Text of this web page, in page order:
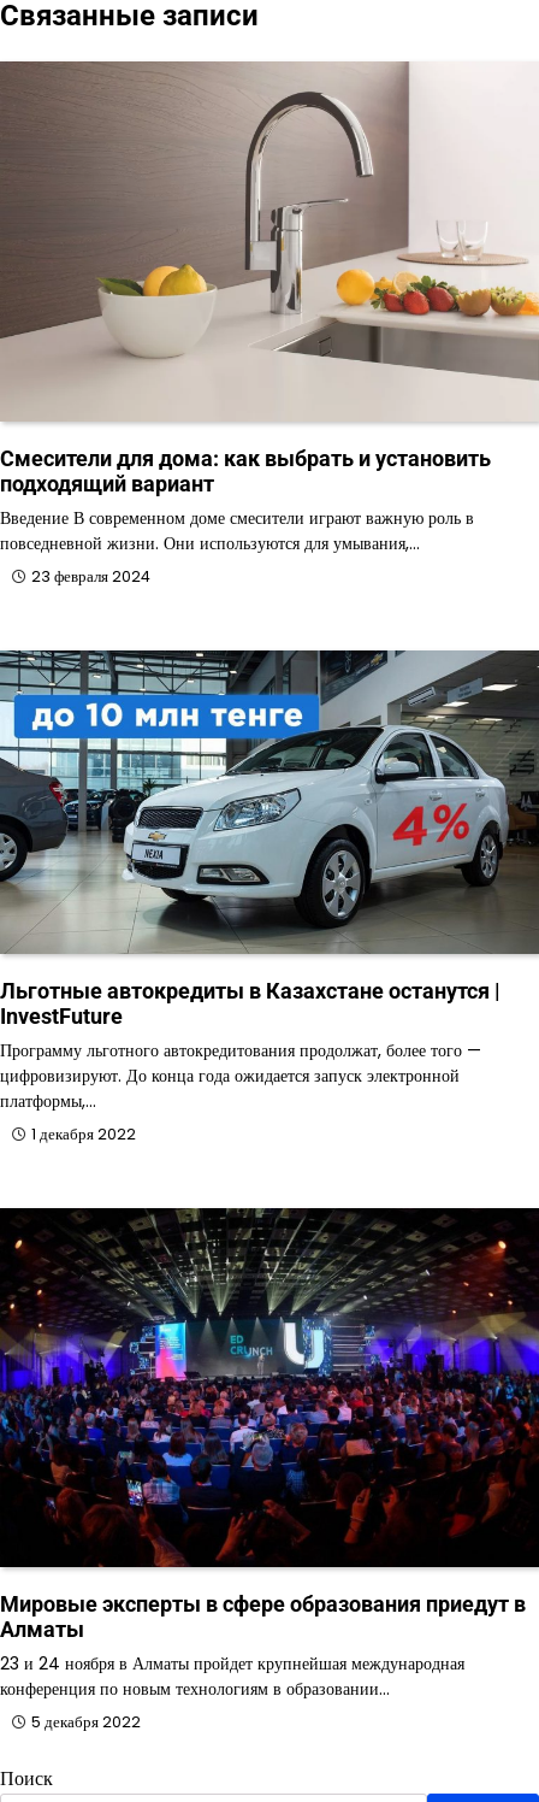
Связанные записи
Смесители для дома: как выбрать и установить
подходящий вариант
Введение В современном доме смесители играют важную роль в
повседневной жизни. Они используются для умывания,…
23 февраля 2024
Льготные автокредиты в Казахстане останутся |
InvestFuture
Программу льготного автокредитования продолжат, более того —
цифровизируют. До конца года ожидается запуск электронной
платформы,…
1 декабря 2022
Мировые эксперты в сфере образования приедут в
Алматы
23 и 24 ноября в Алматы пройдет крупнейшая международная
конференция по новым технологиям в образовании…
5 декабря 2022
Поиск